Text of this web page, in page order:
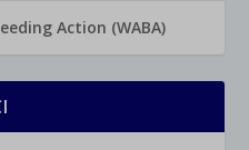
Action (WABA)